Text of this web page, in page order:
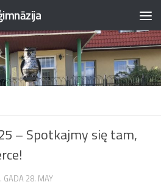
– Spotkajmy się tam,
GADA 28. MAY